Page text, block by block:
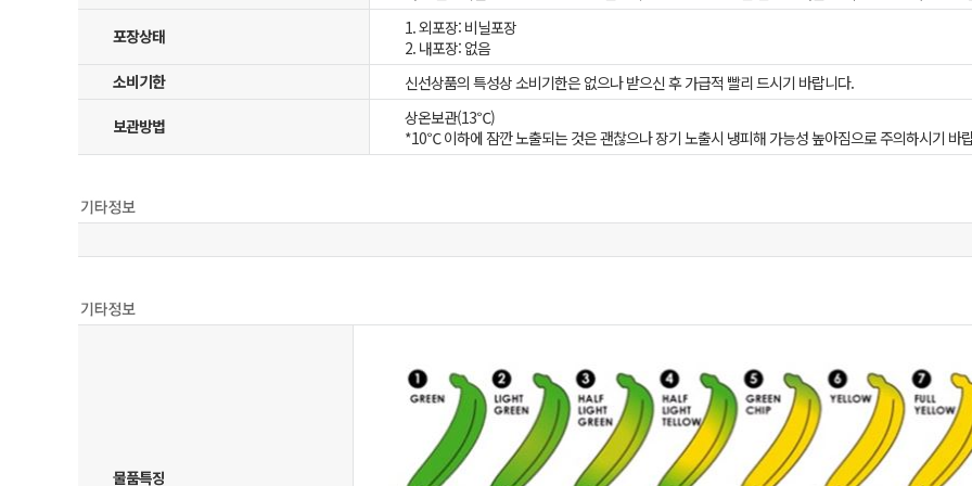
포장상태
1. 외포장: 비닐포장
2. 내포장: 없음
소비기한
신선상품의 특성상 소비기한은 없으나 받으신 후 가급적 빨리 드시기 바랍니다.
보관방법
상온보관(13℃)
*10℃ 이하에 잠깐 노출되는 것은 괜찮으나 장기 노출시 냉피해 가능성 높아짐으로 주의하시기 바
물품특징